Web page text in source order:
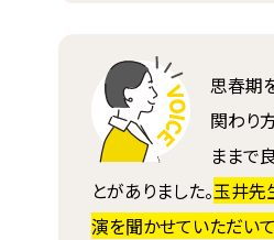
思春期
関わり
ままで
とがありました。玉井先
演を聞かせていただい